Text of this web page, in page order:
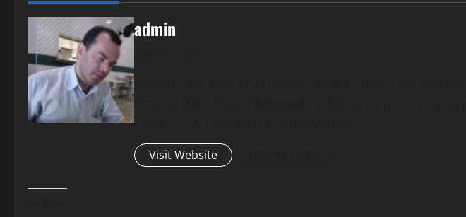
admin
Visit Website